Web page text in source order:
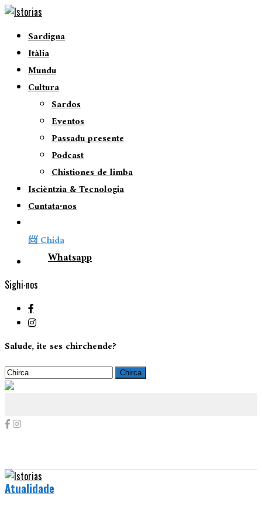
Sardigna
Itàlia
Mundu
Cultura
Sardos
Eventos
Passadu presente
Podcast
Chistiones de limba
Iscièntzia & Tecnologia
Cuntata∙nos
📨 Chida
Whatsapp
Sighi∙nos
Salude, ite ses chirchende?
Atualidade